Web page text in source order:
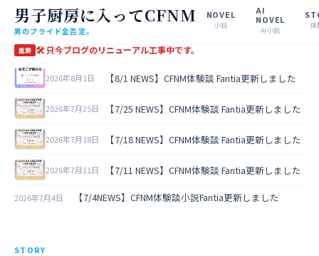
男子厨房に入ってCFNM
男のプライド全否定。
NOVEL
小説
AI
NOVEL
AI小説 体
重要 🛠 只今ブログのリニューアル工事中です。
2026年8月1日 【8/1 NEWS】CFNM体験談 Fantia更新しました
2026年7月25日 【7/25 NEWS】CFNM体験談 Fantia更新しました
2026年7月18日 【7/18 NEWS】CFNM体験談 Fantia更新しました
2026年7月11日 【7/11 NEWS】CFNM体験談 Fantia更新しました
2026年7月4日 【7/4NEWS】CFNM体験談小説Fantia更新しました
STORY